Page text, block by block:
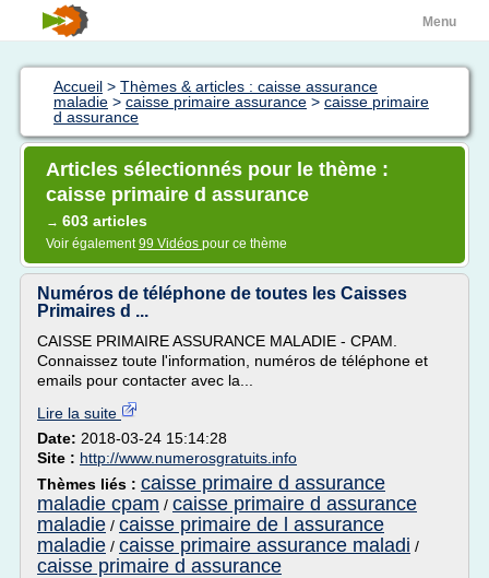
Menu
Accueil > Thèmes & articles : caisse assurance
maladie > caisse primaire assurance > caisse primaire
d assurance
Articles sélectionnés pour le thème :
caisse primaire d assurance
→ 603 articles
Voir également99 Vidéos pour ce thème
Numéros de téléphone de toutes les Caisses
Primaires d ...
CAISSE PRIMAIRE ASSURANCE MALADIE - CPAM.
Connaissez toute l'information, numéros de téléphone et
emails pour contacter avec la...
Lire la suite
Date: 2018-03-24 15:14:28
Site : http://www.numerosgratuits.info
Thèmes liés : caisse primaire d assurance
maladie cpam / caisse primaire d assurance
maladie / caisse primaire de l assurance
maladie / caisse primaire assurance maladi /
caisse primaire d assurance